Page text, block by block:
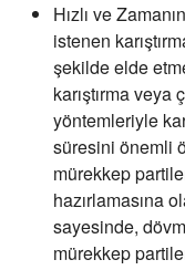
Hızlı ve
istenen
şekilde elde
karıştırma
yöntemleriyle
süresini önemli
mürekkep
hazırlamasına
sayesinde,
mürekkep